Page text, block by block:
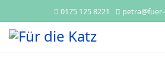
0175 125 8221